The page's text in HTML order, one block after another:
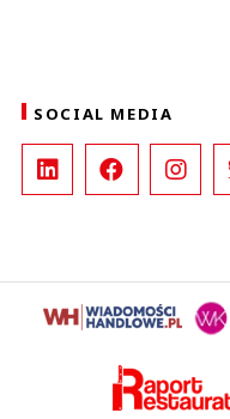
SOCIAL MEDIA